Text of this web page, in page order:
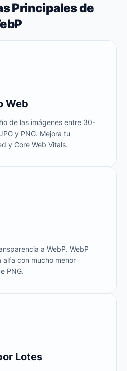
Principales de
Web
de las imágenes entre 30-
y PNG. Mejora tu
y Core Web Vitals.
a WebP. WebP
con mucho menor
PNG.
Lotes